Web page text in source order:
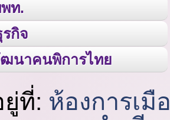
ท.
กิจ
นาคนพิการไทย
ที่: ห้องการเมื